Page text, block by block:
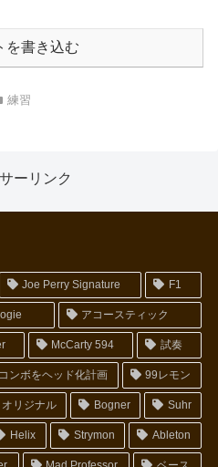
を書き込む
練習
ーリンク
Joe Perry Signature F1
アコースティック
McCarty 594 試奏
コンボをヘッド化計画 99レモン
オリジナル Bogner Suhr
Helix Strymon Ableton